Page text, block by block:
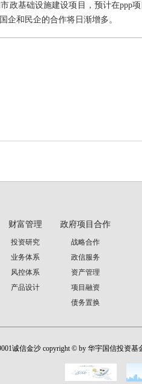
政基础设施建设项目，预计在ppp
企和民企的合作将日渐增多。
财富管理
投资研究
业务体系
风控体系
产品设计
政府项目合作
战略合作
政信服务
资产管理
项目融资
债务置换
诚信金沙 copyright © by 华宇国信投资基